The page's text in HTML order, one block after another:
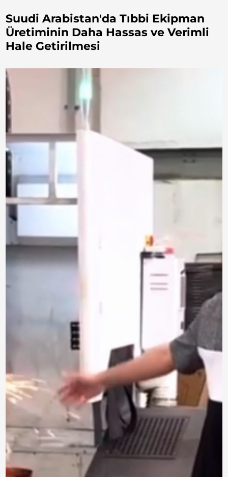
Suudi Arabistan'da Tıbbi Ekipman
Üretiminin Daha Hassas ve Verimli
Hale Getirilmesi